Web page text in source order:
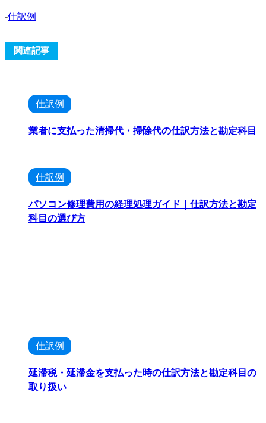
-仕訳例
関連記事
仕訳例
業者に支払った清掃代・掃除代の仕訳方法と勘定科目
仕訳例
パソコン修理費用の経理処理ガイド｜仕訳方法と勘定
科目の選び方
仕訳例
延滞税・延滞金を支払った時の仕訳方法と勘定科目の
取り扱い